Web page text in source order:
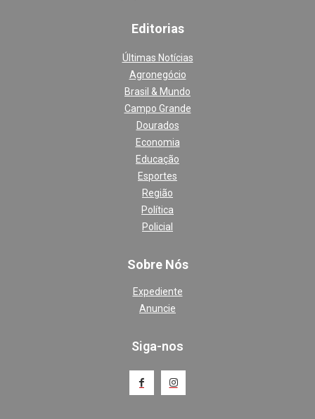
Editorias
Últimas Notícias
Agronegócio
Brasil & Mundo
Campo Grande
Dourados
Economia
Educação
Esportes
Região
Política
Policial
Sobre Nós
Expediente
Anuncie
Siga-nos